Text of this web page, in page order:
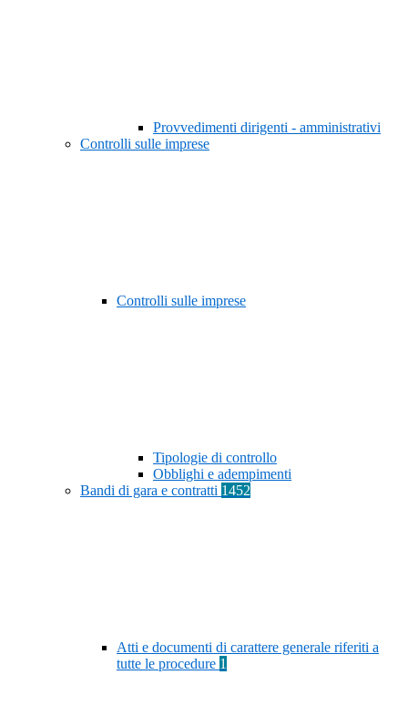
Provvedimenti dirigenti - amministrativi
Controlli sulle imprese
Controlli sulle imprese
Tipologie di controllo
Obblighi e adempimenti
Bandi di gara e contratti 1452
Atti e documenti di carattere generale riferiti a
tutte le procedure 1